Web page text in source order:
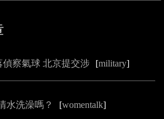
偵察氣球 北京提交涉 [military]
水洗澡嗎？ [womentalk]